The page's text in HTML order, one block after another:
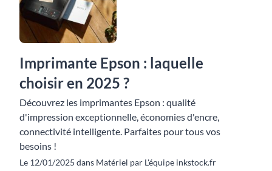
Imprimante Epson : laquelle
choisir en 2025 ?
Découvrez les imprimantes Epson : qualité
d'impression exceptionnelle, économies d'encre,
connectivité intelligente. Parfaites pour tous vos
besoins !
Le 12/01/2025 dans Matériel par L'équipe inkstock.fr